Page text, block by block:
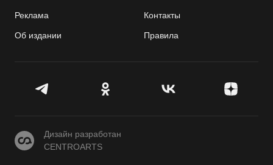
Реклама Контакты
Об издании Правила
CENTROARTS